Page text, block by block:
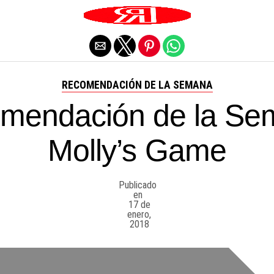
RECOMENDACIÓN DE LA SEMANA
de la
Molly’s Game
Publicado
en
17 de
enero,
2018
Salir de la versión móvil